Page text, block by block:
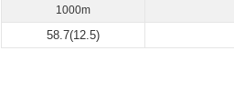
1000m
58.7(12.5)